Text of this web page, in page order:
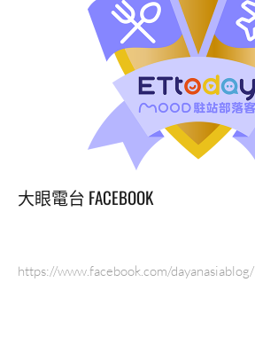
大眼電台 FACEBOOK
https://www.facebook.com/dayanasiablog/